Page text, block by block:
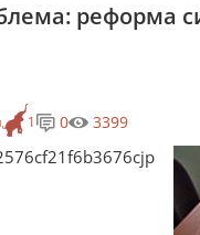
реформа
1 0 3399